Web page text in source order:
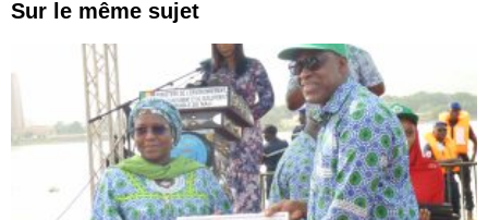
Sur le même sujet